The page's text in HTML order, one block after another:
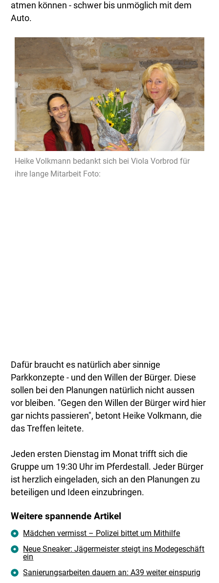
atmen können - schwer bis unmöglich mit dem
Auto.
Heike Volkmann bedankt sich bei Viola Vorbrod für
ihre lange Mitarbeit Foto:
Dafür braucht es natürlich aber sinnige
Parkkonzepte - und den Willen der Bürger. Diese
sollen bei den Planungen natürlich nicht aussen
vor bleiben. "Gegen den Willen der Bürger wird hier
gar nichts passieren", betont Heike Volkmann, die
das Treffen leitete.
Jeden ersten Dienstag im Monat trifft sich die
Gruppe um 19:30 Uhr im Pferdestall. Jeder Bürger
ist herzlich eingeladen, sich an den Planungen zu
beteiligen und Ideen einzubringen.
Weitere spannende Artikel
Mädchen vermisst – Polizei bittet um Mithilfe
Neue Sneaker: Jägermeister steigt ins Modegeschäft
ein
Sanierungsarbeiten dauern an: A39 weiter einspurig